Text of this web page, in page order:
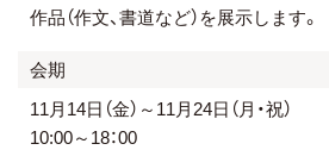
作品（作文、書道など）を展示します。
会期
11月14日（金）～11月24日（月・祝）
10:00～18：00